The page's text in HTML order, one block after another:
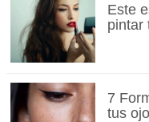
Este
pintar
7
tus